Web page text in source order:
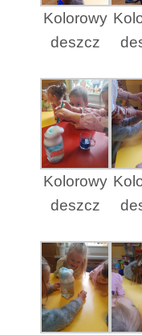
Kolorowy
deszcz
Kolorowy
deszcz